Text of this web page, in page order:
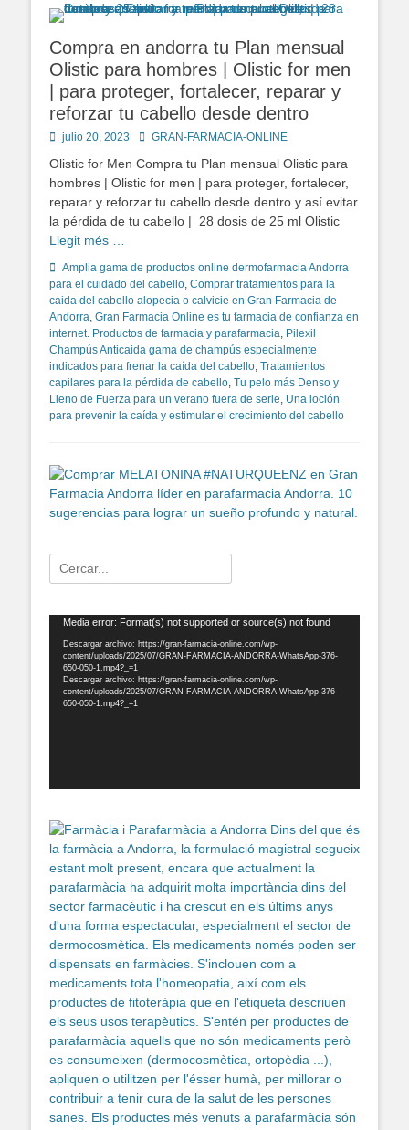
Compra en andorra tu Plan mensual
Olistic para hombres | Olistic for men
| para proteger, fortalecer, reparar y
reforzar tu cabello desde dentro
Publicado
julio 20, 2023 AutorGRAN-FARMACIA-ONLINE
Olistic for Men Compra tu Plan mensual Olistic para
hombres | Olistic for men | para proteger, fortalecer,
reparar y reforzar tu cabello desde dentro y así evitar
la pérdida de tu cabello | 28 dosis de 25 ml Olistic
Llegit més …
Categorías
Amplia gama de productos online dermofarmacia Andorra
para el cuidado del cabello, Comprar tratamientos para la
caida del cabello alopecia o calvicie en Gran Farmacia de
Andorra, Gran Farmacia Online es tu farmacia de confianza en
internet. Productos de farmacia y parafarmacia, Pilexil
Champús Anticaida gama de champús especialmente
indicados para frenar la caída del cabello, Tratamientos
capilares para la pérdida de cabello, Tu pelo más Denso y
Lleno de Fuerza para un verano fuera de serie, Una loción
para prevenir la caída y estimular el crecimiento del cabello
Buscar:
Reproductor
vídeo
Media error: Format(s) not supported or source(s) not found
Descargar archivo: https://gran-farmacia-online.com/wp-
content/uploads/2025/07/GRAN-FARMACIA-ANDORRA-WhatsApp-376-
650-050-1.mp4?_=1
Descargar archivo: https://gran-farmacia-online.com/wp-
content/uploads/2025/07/GRAN-FARMACIA-ANDORRA-WhatsApp-376-
650-050-1.mp4?_=1